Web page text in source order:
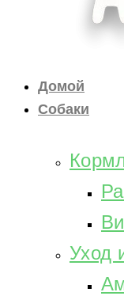
Домой
Собаки
Уход